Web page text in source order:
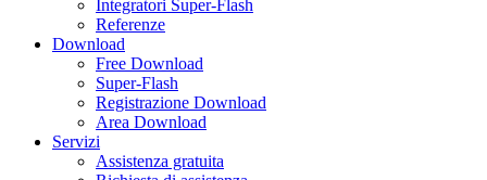
Integratori Super-Flash
Referenze
Download
Free Download
Super-Flash
Registrazione Download
Area Download
Servizi
Assistenza gratuita